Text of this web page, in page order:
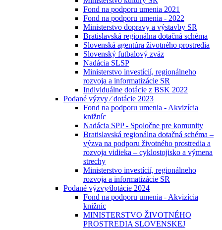
Fond na podporu umenia 2021
Fond na podporu umenia - 2022
Ministerstvo dopravy a výstavby SR
Bratislavská regionálna dotačná schéma
Slovenská agentúra životného prostredia
Slovenský futbalový zväz
Nadácia SLSP
Ministerstvo investícií, regionálneho
rozvoja a informatizácie SR
Individuálne dotácie z BSK 2022
Podané výzvy ⁄ dotácie 2023
Fond na podporu umenia - Akvizícia
knižníc
Nadácia SPP - Spoločne pre komunity
Bratislavská regionálna dotačná schéma –
výzva na podporu životného prostredia a
rozvoja vidieka – cyklostojisko a výmena
strechy
Ministerstvo investícií, regionálneho
rozvoja a informatizácie SR
Podané výzvy⁄dotácie 2024
Fond na podporu umenia - Akvizícia
knižníc
MINISTERSTVO ŽIVOTNÉHO
PROSTREDIA SLOVENSKEJ